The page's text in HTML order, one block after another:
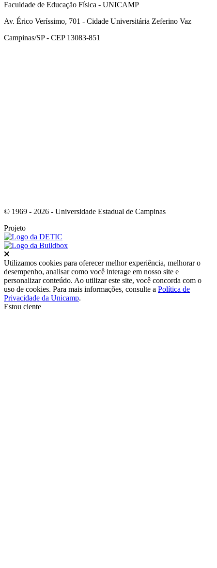
Faculdade de Educação Física - UNICAMP
Av. Érico Veríssimo, 701 - Cidade Universitária Zeferino Vaz
Campinas/SP - CEP 13083-851
© 1969 - 2026 - Universidade Estadual de Campinas
Projeto
Utilizamos cookies para oferecer melhor experiência, melhorar o
desempenho, analisar como você interage em nosso site e
personalizar conteúdo. Ao utilizar este site, você concorda com o
uso de cookies. Para mais informações, consulte a Política de
Privacidade da Unicamp.
Estou ciente